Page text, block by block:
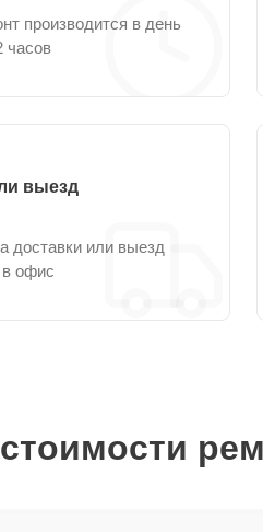
производится в день
часов
выезд
доставки или выезд
офис